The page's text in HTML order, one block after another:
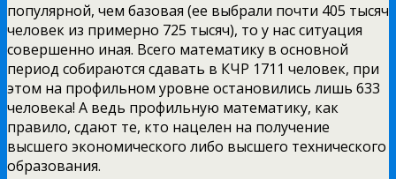
популярной, чем базовая (ее выбрали почти 405 тысяч
человек из примерно 725 тысяч), то у нас ситуация
совершенно иная. Всего математику в основной
период собираются сдавать в КЧР 1711 человек, при
этом на профильном уровне остановились лишь 633
человека! А ведь профильную математику, как
правило, сдают те, кто нацелен на получение
высшего экономического либо высшего технического
образования.